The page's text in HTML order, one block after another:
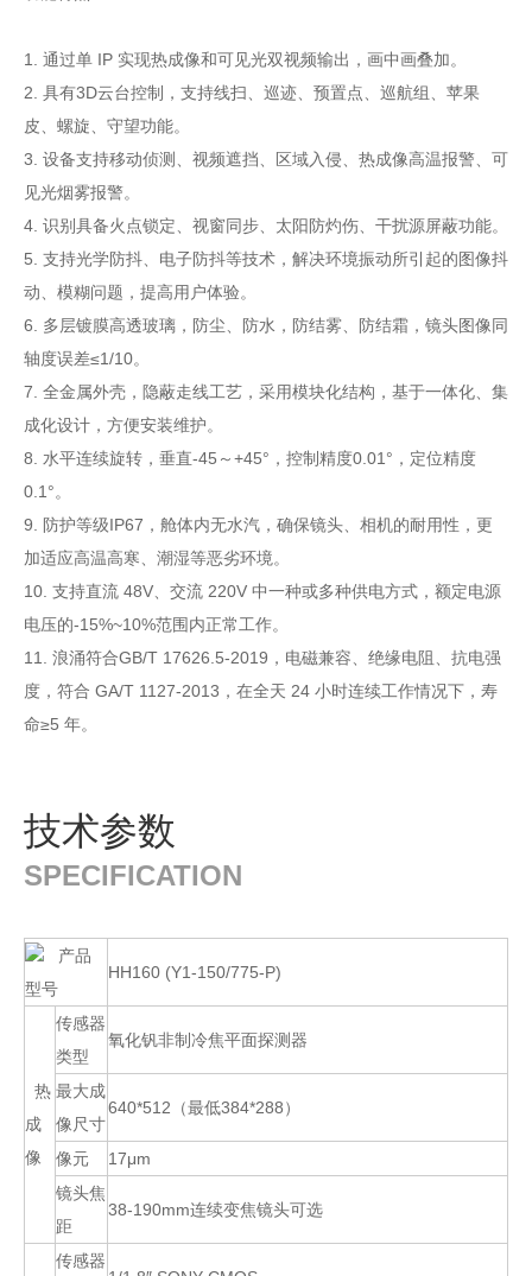
1. 通过单 IP 实现热成像和可见光双视频输出，画中画叠加。
2. 具有3D云台控制，支持线扫、巡迹、预置点、巡航组、苹果
皮、螺旋、守望功能。
3. 设备支持移动侦测、视频遮挡、区域入侵、热成像高温报警、可
见光烟雾报警。
4. 识别具备火点锁定、视窗同步、太阳防灼伤、干扰源屏蔽功能。
5. 支持光学防抖、电子防抖等技术，解决环境振动所引起的图像抖
动、模糊问题，提高用户体验。
6. 多层镀膜高透玻璃，防尘、防水，防结雾、防结霜，镜头图像同
轴度误差≤1/10。
7. 全金属外壳，隐蔽走线工艺，采用模块化结构，基于一体化、集
成化设计，方便安装维护。
8. 水平连续旋转，垂直-45～+45°，控制精度0.01°，定位精度
0.1°。
9. 防护等级IP67，舱体内无水汽，确保镜头、相机的耐用性，更
加适应高温高寒、潮湿等恶劣环境。
10. 支持直流 48V、交流 220V 中一种或多种供电方式，额定电源
电压的-15%~10%范围内正常工作。
11. 浪涌符合GB/T 17626.5-2019，电磁兼容、绝缘电阻、抗电强
度，符合 GA/T 1127-2013，在全天 24 小时连续工作情况下，寿
命≥5 年。
技术参数
SPECIFICATION
产品
型号
HH160 (Y1-150/775-P)
热
成
像
传感器
类型
氧化钒非制冷焦平面探测器
最大成
像尺寸
640*512（最低384*288）
像元
17μm
镜头焦
距
38-190mm连续变焦镜头可选
传感器